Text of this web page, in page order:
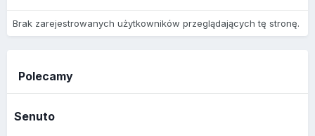
Brak zarejestrowanych użytkowników przeglądających tę stronę.
Polecamy
Senuto